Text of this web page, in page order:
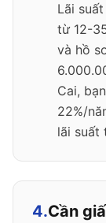
Lãi
từ 12-
và hồ
Cai,
22%/
lãi suất
4.Cần